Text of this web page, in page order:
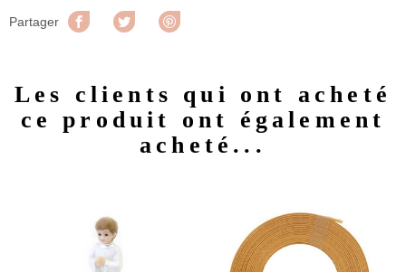
Partager Partager Tweet
Les clients qui ont acheté
ce produit ont également
acheté...